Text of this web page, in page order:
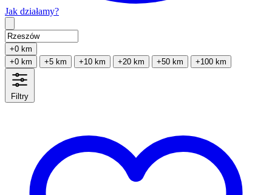
Jak działamy?
+0 km
+0 km
+5 km +10 km +20 km +50 km +100 km
Filtry